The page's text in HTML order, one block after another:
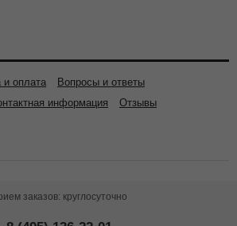
и оплата
Вопросы и ответы
информация Отзывы
заказов: круглосуточно